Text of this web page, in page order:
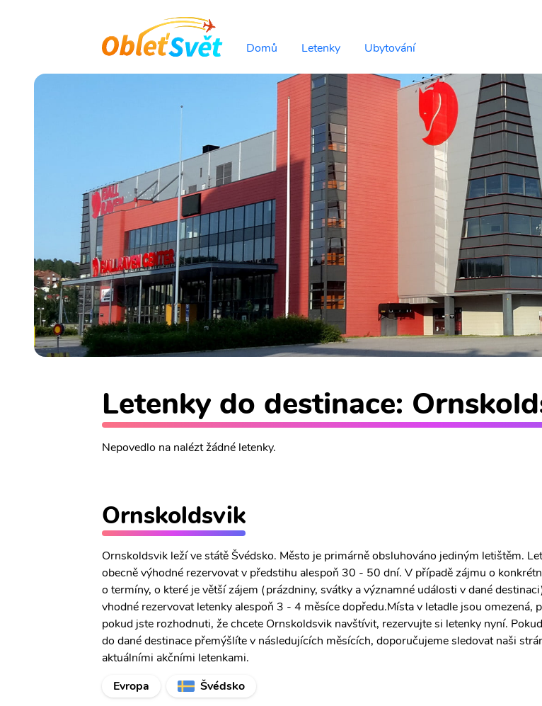
Domů Letenky Ubytování
Letenky do destinace:
Nepovedlo na nalézt žádné letenky.
Ornskoldsvik
Ornskoldsvik leží ve státě Švédsko. Město je primárně obsluhováno jediným letištěm.
obecně výhodné rezervovat v předstihu alespoň 30 - 50 dní. V případě zájmu o
o termíny, o které je větší zájem (prázdniny, svátky a významné události v dané
vhodné rezervovat letenky alespoň 3 - 4 měsíce dopředu.Místa v letadle jsou omezená,
pokud jste rozhodnuti, že chcete Ornskoldsvik navštívit, rezervujte si letenky nyní.
do dané destinace přemýšlíte v následujících měsících, doporučujeme sledovat naši
aktuálními akčními letenkami.
Evropa
Švédsko